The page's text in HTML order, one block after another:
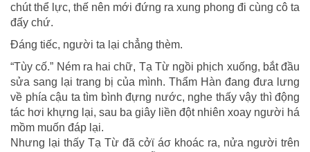
chút thể lực, thế nên mới đứng ra xung phong đi cùng cô ta
đấy chứ.
Đáng tiếc, người ta lại chẳng thèm.
“Tùy cố.” Ném ra hai chữ, Tạ Từ ngồi phịch xuống, bắt đầu
sửa sang lại trang bị của mình. Thẩm Hàn đang đưa lưng
về phía cậu ta tìm bình đựng nước, nghe thấy vậy thì động
tác hơi khựng lại, sau ba giây liền đột nhiên xoay người há
mồm muốn đáp lại.
Nhưng lại thấy Tạ Từ đã cởϊ áσ khoác ra, nửa người trên